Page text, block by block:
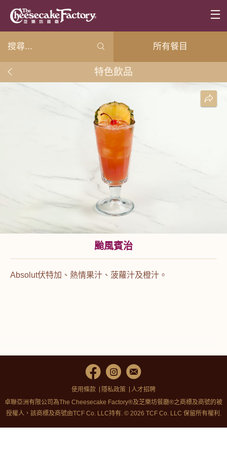
所有餐目
特色飲品
颱風賓治
Absolut伏特加、熱情果汁、菠蘿汁及橙汁。
使用條款 隱私政策
人才招聘
卓聯亞洲有限公司為The Cheesecake Factory®及芝樂坊餐廳®之商標及商號的被
授權人，該商標及商號由TCF Co. LLC持有. © 2026 TCF Co. LLC 保留所有權利.